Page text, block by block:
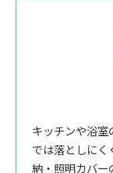
キッチンや浴
では落としにく
納・照明カバー